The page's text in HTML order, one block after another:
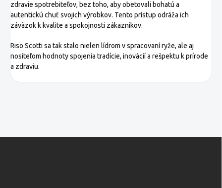
zdravie spotrebiteľov, bez toho, aby obetovali bohatú a
autentickú chuť svojich výrobkov. Tento prístup odráža ich
záväzok k kvalite a spokojnosti zákazníkov.
Riso Scotti sa tak stalo nielen lídrom v spracovaní ryže, ale aj
nositeľom hodnoty spojenia tradície, inovácií a rešpektu k prírode
a zdraviu.